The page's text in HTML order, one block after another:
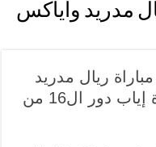
مدريد وأياكس
ريال مدريد
واياكس امستردام 0-2 مباراة إياب دور ال16 من